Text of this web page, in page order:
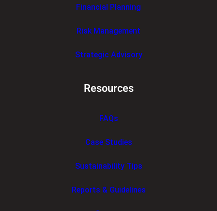
Financial Planning
Risk Management
Strategic Advisory
Resources
FAQs
Case Studies
Sustainability Tips
Reports & Guidelines